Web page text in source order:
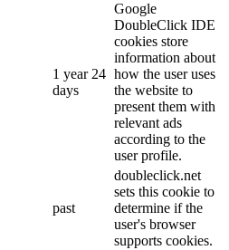
1 year 24
days
Google
DoubleClick IDE
cookies store
information about
how the user uses
the website to
present them with
relevant ads
according to the
user profile.
past
doubleclick.net
sets this cookie to
determine if the
user's browser
supports cookies.